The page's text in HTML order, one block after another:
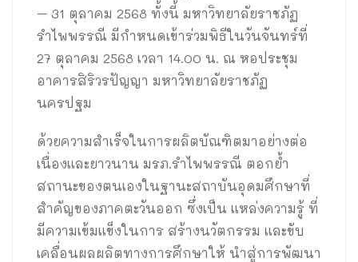
– 31 ตุลาคม 2568 ทั้งนี้ มหาวิทยาลัยราชภัฏ
รำไพพรรณี มีกำหนดเข้าร่วมพิธีในวันจันทร์ที่
27 ตุลาคม 2568 เวลา 14.00 น. ณ หอประชุม
อาคารสิริวรปัญญา มหาวิทยาลัยราชภัฏ
นครปฐม
ด้วยความสำเร็จในการผลิตบัณฑิตมาอย่างต่อ
เนื่องและยาวนาน มรภ.รำไพพรรณี ตอกย้ำ
สถานะของตนเองในฐานะสถาบันอุดมศึกษาที่
สำคัญของภาคตะวันออก ซึ่งเป็น แหล่งความรู้ ที่
มีความเข้มแข็งในการ สร้างนวัตกรรม และขับ
เคลื่อนผลผลิตทางการศึกษาให้ นำสู่การพัฒนา